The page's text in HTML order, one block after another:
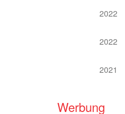
2022
2022
2021
Werbung